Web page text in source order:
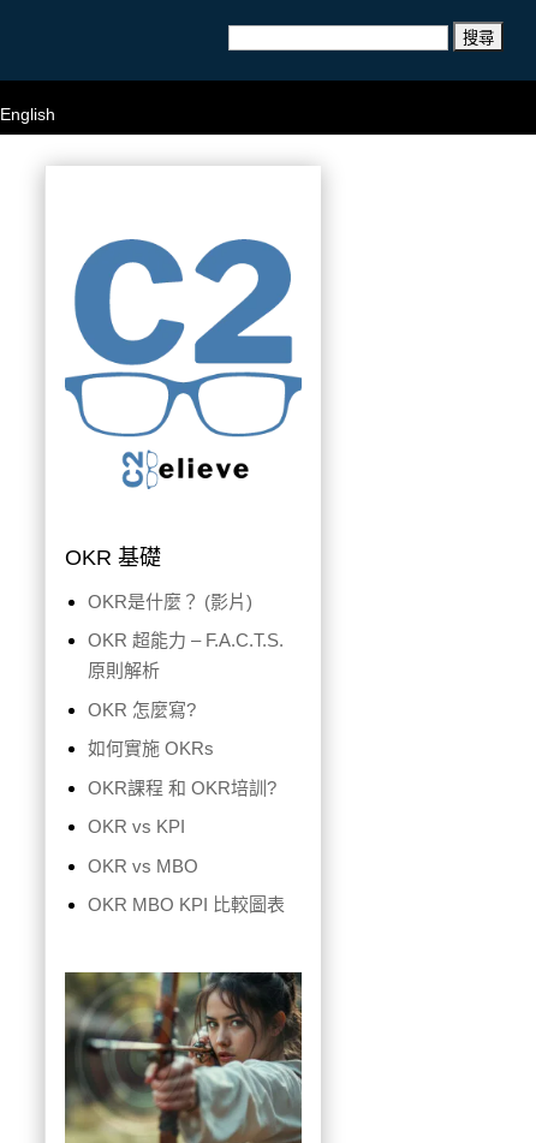
English
OKR 基礎
OKR是什麼？ (影片)
OKR 超能力 – F.A.C.T.S.
原則解析
OKR 怎麼寫?
如何實施 OKRs
OKR課程 和 OKR培訓?
OKR vs KPI
OKR vs MBO
OKR MBO KPI 比較圖表